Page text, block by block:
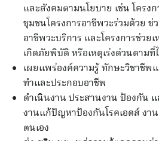
และสังคมตามนโยบาย เช่น โครง
ชุมชนโครงการอาชีพวะร่วมด้วย ช่
อาชีพวะบริการ และโครงการช่วย
เกิดภัยพิบัติ หรือเหตุเร่งด่วนตาม
เผยแพร่องค์ความรู้ ทักษะวิชาชีพ
ทำและประกอบอาชีพ
ดำเนินงาน ประสานงาน ป้องกัน
งานแก้ปัญหาป้องกันโรคเอดส์ ง
ตนเอง